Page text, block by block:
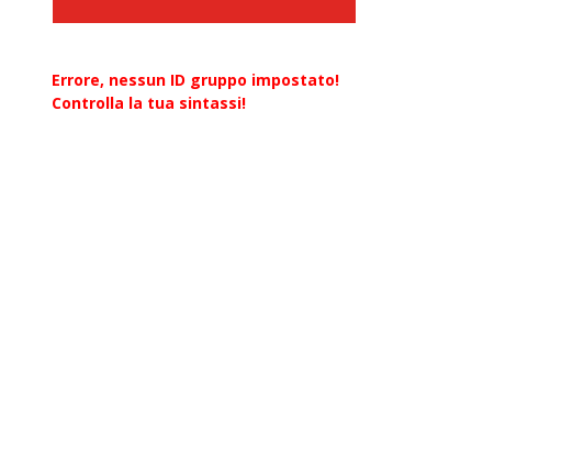
Errore, nessun ID gruppo impostato!
Controlla la tua sintassi!